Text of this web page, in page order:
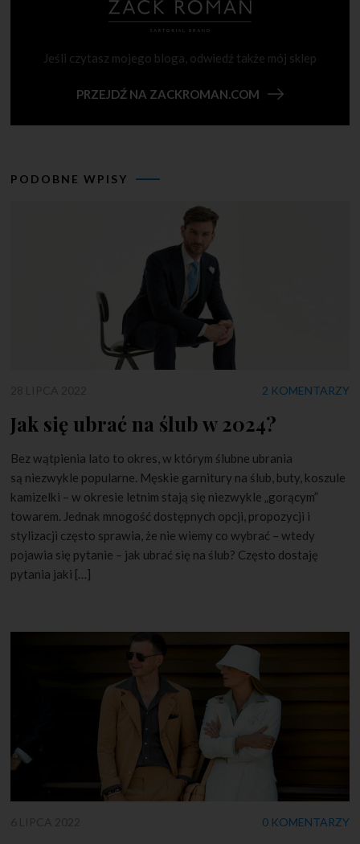
Jeśli czytasz mojego bloga, odwiedź także mój sklep
PRZEJDŹ NA ZACKROMAN.COM
PODOBNE WPISY
2 KOMENTARZY
Jak się ubrać na ślub w 2024?
Bez wątpienia lato to okres, w którym ślubne ubrania
są niezwykle popularne. Męskie garnitury na ślub, buty, koszule
kamizelki – w okresie letnim stają się niezwykle „gorącym”
towarem. Jednak mnogość dostępnych opcji, propozycji i
stylizacji często sprawia, że nie wiemy co wybrać – wtedy
pojawia się pytanie – jak ubrać się na ślub? Często dostaję
pytania jaki […]
0 KOMENTARZY